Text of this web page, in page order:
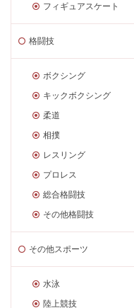
フィギュアスケート
格闘技
ボクシング
キックボクシング
柔道
相撲
レスリング
プロレス
総合格闘技
その他格闘技
その他スポーツ
水泳
陸上競技